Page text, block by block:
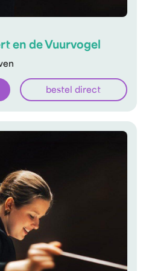
en de Vuurvogel
bestel direct